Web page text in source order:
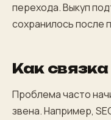
перехода. Выкуп
сохранилось после
Как
Проблема часто
звена. Например,